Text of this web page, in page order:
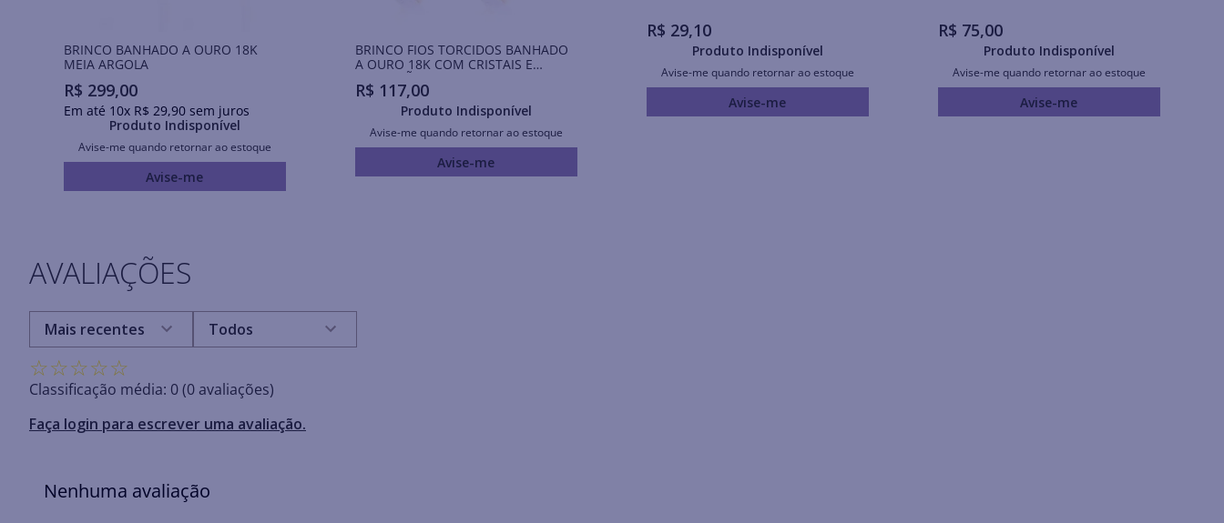
BRINCO BANHADO A OURO 18K
MEIA ARGOLA
R$ 299,00
Em até 10x R$ 29,90sem juros
Produto Indisponível
Avise-me quando retornar ao estoque
Avise-me
BRINCO FIOS TORCIDOS BANHADO
A OURO 18K COM CRISTAIS E
R$ 117,00
Produto Indisponível
Avise-me quando retornar ao estoque
Avise-me
R$ 29,10
Produto Indisponível
Avise-me quando retornar ao estoque
Avise-me
R$ 75,00
Produto Indisponível
Avise-me quando retornar ao estoque
Avise-me
AVALIAÇÕES
☆☆☆☆☆
Classificação média: 0(0 avaliações)
Faça login para escrever uma avaliação.
Mais recentes Todos
Nenhuma avaliação